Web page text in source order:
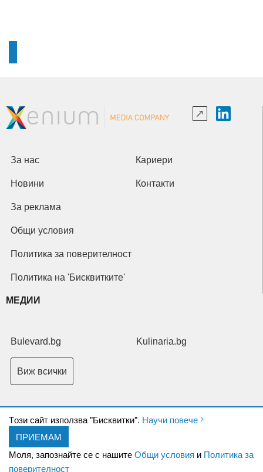
Tози сайт използва "Бисквитки". Научи повече
ПРИЕМАМ
Моля, запознайте се с нашитеОбщи условия и Политика за
поверителност
За нас Кариери
Новини Контакти
За реклама
Общи условия
Политика за поверителност
Политика на 'Бисквитките'
МЕДИИ
Bulevard.bg Kulinaria.bg
Виж всички
Copyright © 2026 Ксениум ООД. Всички права запазени.
XeniumCompany.com